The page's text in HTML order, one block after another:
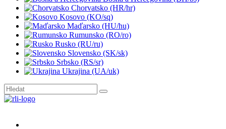
Chorvatsko (HR/hr)
Kosovo (KO/sq)
Maďarsko (HU/hu)
Rumunsko (RO/ro)
Rusko (RU/ru)
Slovensko (SK/sk)
Srbsko (RS/sr)
Ukrajina (UA/uk)